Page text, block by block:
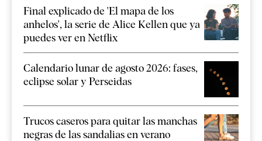
Final explicado de 'El mapa de los
anhelos', la serie de Alice Kellen que ya
puedes ver en Netflix
Calendario lunar de agosto 2026: fases,
eclipse solar y Perseidas
Trucos caseros para quitar las manchas
negras de las sandalias en verano